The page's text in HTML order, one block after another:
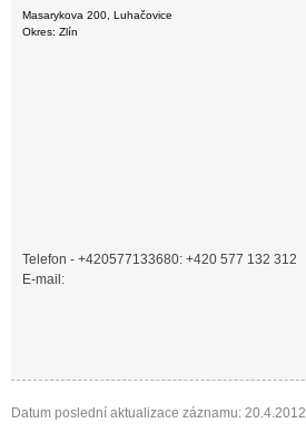
Masarykova 200, Luhačovice
Okres: Zlín
Telefon - +420577133680: +420 577 132 312
E-mail:
Datum poslední aktualizace záznamu: 20.4.2012